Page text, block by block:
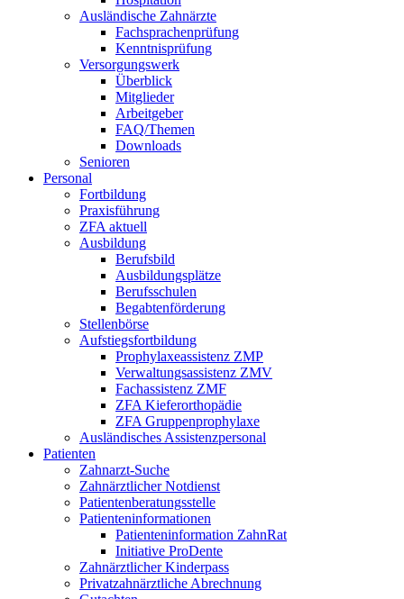
Ausländische Zahnärzte
Fachsprachenprüfung
Kenntnisprüfung
Versorgungswerk
Überblick
Mitglieder
Arbeitgeber
FAQ/Themen
Downloads
Senioren
Personal
Fortbildung
Praxisführung
ZFA aktuell
Ausbildung
Berufsbild
Ausbildungsplätze
Berufsschulen
Begabtenförderung
Stellenbörse
Aufstiegsfortbildung
Prophylaxeassistenz ZMP
Verwaltungsassistenz ZMV
Fachassistenz ZMF
ZFA Kieferorthopädie
ZFA Gruppenprophylaxe
Ausländisches Assistenzpersonal
Patienten
Zahnarzt-Suche
Zahnärztlicher Notdienst
Patientenberatungsstelle
Patienteninformationen
Patienteninformation ZahnRat
Initiative ProDente
Zahnärztlicher Kinderpass
Privatzahnärztliche Abrechnung